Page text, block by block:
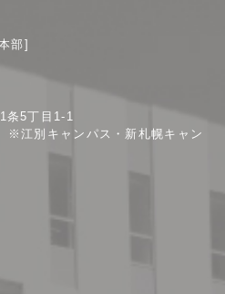
部]
条5丁目1-1
江別キャンパス・新札幌キャン